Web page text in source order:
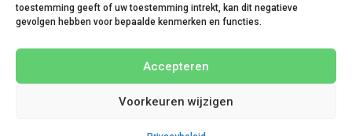
toestemming geeft of uw toestemming intrekt, kan dit negatieve
gevolgen hebben voor bepaalde kenmerken en functies.
Accepteren
Voorkeuren wijzigen
Algemene voorwaarden
Privacybeleid
Cookies